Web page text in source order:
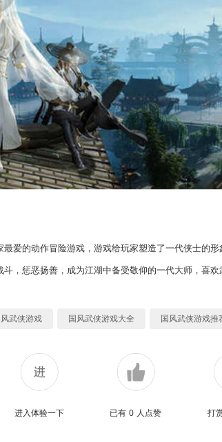
最爱的动作冒险游戏，游戏给玩家塑造了一代侠士的
，惩恶扬善，成为江湖中备受敬仰的一代大师，喜欢
武侠游戏 国风武侠游戏大全 国风武侠游戏推
进入体验一下 已有 0 人点赞 打